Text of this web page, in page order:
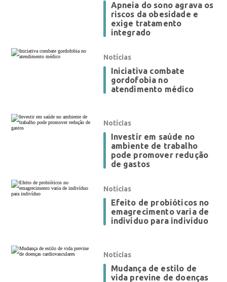
Apneia do sono agrava os
riscos da obesidade e
exige tratamento
integrado
Notícias
Iniciativa combate
gordofobia no
atendimento médico
Notícias
Investir em saúde no
ambiente de trabalho
pode promover redução
de gastos
Notícias
Efeito de probióticos no
emagrecimento varia de
indivíduo para indivíduo
Notícias
Mudança de estilo de
vida previne de doenças